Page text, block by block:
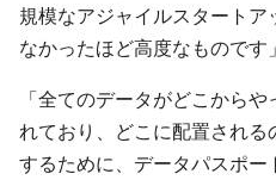
規模なアジャイルスタート
なかったほど高度なものです
「全てのデータがどこから
れており、どこに配置され
するために、データパスポー